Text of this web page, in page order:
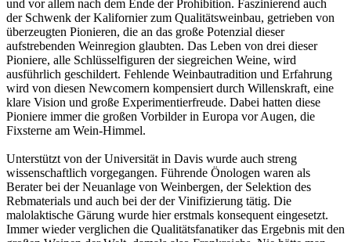
und vor allem nach dem Ende der Prohibition. Faszinierend auch
der Schwenk der Kalifornier zum Qualitätsweinbau, getrieben von
überzeugten Pionieren, die an das große Potenzial dieser
aufstrebenden Weinregion glaubten. Das Leben von drei dieser
Pioniere, alle Schlüsselfiguren der siegreichen Weine, wird
ausführlich geschildert. Fehlende Weinbautradition und Erfahrung
wird von diesen Newcomern kompensiert durch Willenskraft, eine
klare Vision und große Experimentierfreude. Dabei hatten diese
Pioniere immer die großen Vorbilder in Europa vor Augen, die
Fixsterne am Wein-Himmel.
Unterstützt von der Universität in Davis wurde auch streng
wissenschaftlich vorgegangen. Führende Önologen waren als
Berater bei der Neuanlage von Weinbergen, der Selektion des
Rebmaterials und auch bei der der Vinifizierung tätig. Die
malolaktische Gärung wurde hier erstmals konsequent eingesetzt.
Immer wieder verglichen die Qualitätsfanatiker das Ergebnis mit den